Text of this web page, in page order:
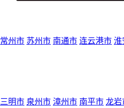
常州市 苏州市 南通市 连云港市 淮
三明市 泉州市 漳州市 南平市 龙岩